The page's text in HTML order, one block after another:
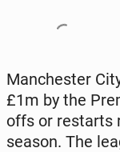
Man­ches­ter
£1m by the
offs or restarts
season. The